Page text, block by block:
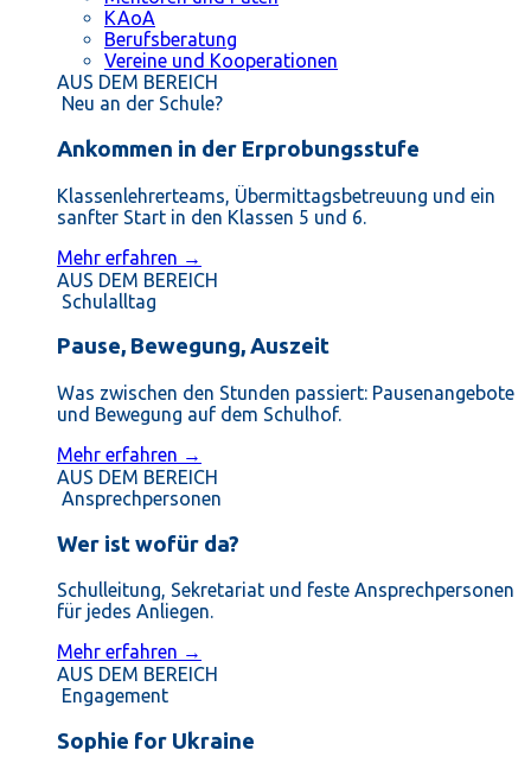
KAoA
Berufsberatung
Vereine und Kooperationen
AUS DEM BEREICH
Neu an der Schule?
Ankommen in der Erprobungsstufe
Klassenlehrerteams, Übermittagsbetreuung und ein
sanfter Start in den Klassen 5 und 6.
Mehr erfahren →
AUS DEM BEREICH
Schulalltag
Pause, Bewegung, Auszeit
Was zwischen den Stunden passiert: Pausenangebote
und Bewegung auf dem Schulhof.
Mehr erfahren →
AUS DEM BEREICH
Ansprechpersonen
Wer ist wofür da?
Schulleitung, Sekretariat und feste Ansprechpersonen
für jedes Anliegen.
Mehr erfahren →
AUS DEM BEREICH
Engagement
Sophie for Ukraine